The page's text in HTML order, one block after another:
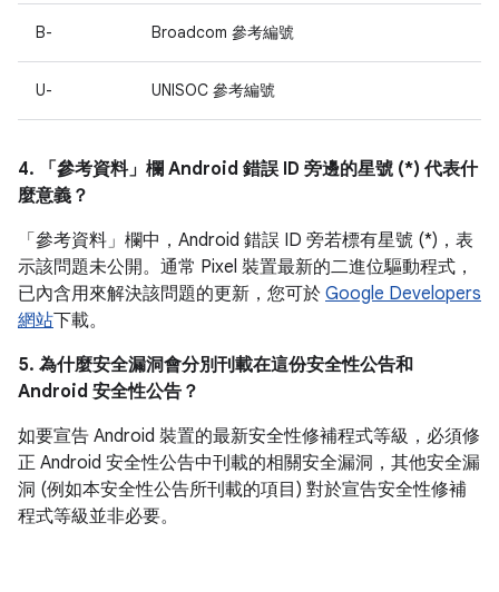
B- Broadcom 參考編號
U- UNISOC 參考編號
4. 「參考資料」 欄 Android 錯誤 ID 旁邊的星號 (*) 代表什
麼意義？
「參考資料」 欄中，Android 錯誤 ID 旁若標有星號 (*)，表
示該問題未公開。通常 Pixel 裝置最新的二進位驅動程式，
已內含用來解決該問題的更新，您可於 Google Developers
網站下載。
5. 為什麼安全漏洞會分別刊載在這份安全性公告和
Android 安全性公告？
如要宣告 Android 裝置的最新安全性修補程式等級，必須修
正 Android 安全性公告中刊載的相關安全漏洞，其他安全漏
洞 (例如本安全性公告所刊載的項目) 對於宣告安全性修補
程式等級並非必要。